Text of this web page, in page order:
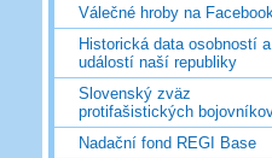
Válečné hroby na
Historická data osobností a
událostí naší republiky
Slovenský zväz
protifašistických
Nadační fond REGI Base